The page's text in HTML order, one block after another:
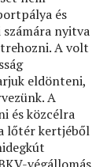
és
nyitva
A volt
eldönteni,
A
és közcélra
lőtér kertjéből